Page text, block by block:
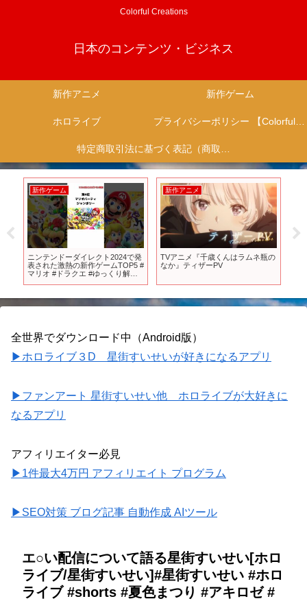
Colorful Creations
日本のコンテンツ・ビジネス
新作アニメ 新作ゲーム
ホロライブ プライバシーポリシー 【Colorful Creation】
特定商取引法に基づく表記（商取引に関する開示）
新作ゲーム
ニンテンドーダイレクト2024で発
表された激熱の新作ゲームTOP5 #
マリオ #ドラクエ #ゆっくり解説 #
新作アニメ
TVアニメ『千歳くんはラムネ瓶の
なか』ティザーPV
全世界でダウンロード中（Android版）
▶ホロライブ３D 星街すいせいが好きになるアプリ
▶ファンアート 星街すいせい他 ホロライブが大好きに
なるアプリ
アフィリエイター必見
▶1件最大4万円 アフィリエイト プログラム
▶SEO対策 ブログ記事 自動作成 AIツール
エ○い配信について語る星街すいせい[ホロ
ライブ/星街すいせい]#星街すいせい #ホロ
ライブ #shorts #夏色まつり #アキロゼ #